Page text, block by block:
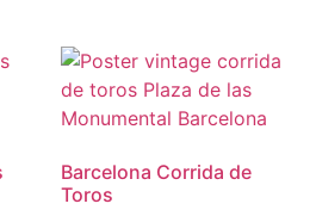
Barcelona Corrida de
Toros